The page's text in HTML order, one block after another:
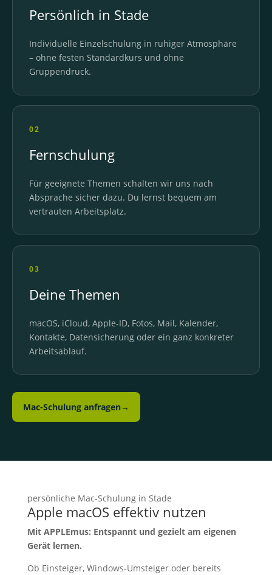
Persönlich in Stade
Individuelle Einzelschulung in ruhiger Atmosphäre
– ohne festen Standardkurs und ohne
Gruppendruck.
02
Fernschulung
Für geeignete Themen schalten wir uns nach
Absprache sicher dazu. Du lernst bequem am
vertrauten Arbeitsplatz.
03
Deine Themen
macOS, iCloud, Apple-ID, Fotos, Mail, Kalender,
Kontakte, Datensicherung oder ein ganz konkreter
Arbeitsablauf.
Mac-Schulung anfragen →
persönliche Mac-Schulung in Stade
Apple macOS effektiv nutzen
Mit APPLEmus: Entspannt und gezielt am eigenen
Gerät lernen.
Ob Einsteiger, Windows-Umsteiger oder bereits